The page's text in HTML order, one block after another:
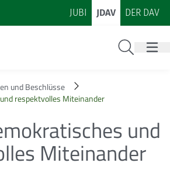
Zum Inhalt
Zur Footer-Navigation
JUBI JDAV DER DAV
und Beschlüsse
respektvolles Miteinander
und
Miteinander